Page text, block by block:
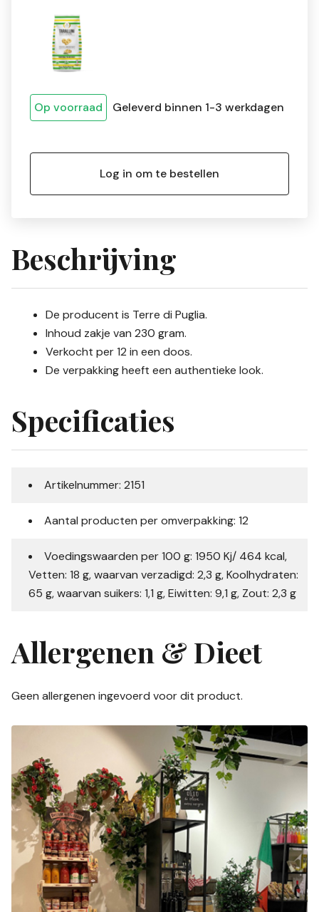
Op voorraad Geleverd binnen 1-3 werkdagen
Log in om te bestellen
Beschrijving
De producent is Terre di Puglia.
Inhoud zakje van 230 gram.
Verkocht per 12 in een doos.
De verpakking heeft een authentieke look.
Specificaties
Artikelnummer: 2151
Aantal producten per omverpakking: 12
Voedingswaarden per 100 g: 1950 Kj/ 464 kcal,
Vetten: 18 g, waarvan verzadigd: 2,3 g, Koolhydraten:
65 g, waarvan suikers: 1,1 g, Eiwitten: 9,1 g, Zout: 2,3 g
Allergenen & Dieet
Geen allergenen ingevoerd voor dit product.